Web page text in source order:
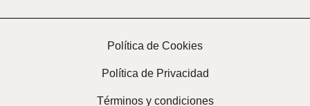
Política de Cookies
Política de Privacidad
Términos y condiciones